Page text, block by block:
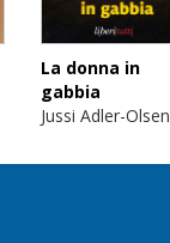
La donna in
gabbia
Jussi Adler-Olsen